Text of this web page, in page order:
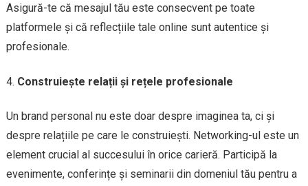
Asigură-te că mesajul tău este consecvent pe toate
platformele și că reflecțiile tale online sunt autentice și
profesionale.
Construiește relații și rețele profesionale
Un brand personal nu este doar despre imaginea ta, ci și
despre relațiile pe care le construiești. Networking-ul este un
element crucial al succesului în orice carieră. Participă la
evenimente, conferințe și seminarii din domeniul tău pentru a